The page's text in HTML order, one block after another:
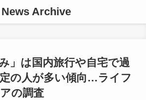
News Archive
み」は国内旅行や自宅で過
の人が多い傾向…ライフ
の調査